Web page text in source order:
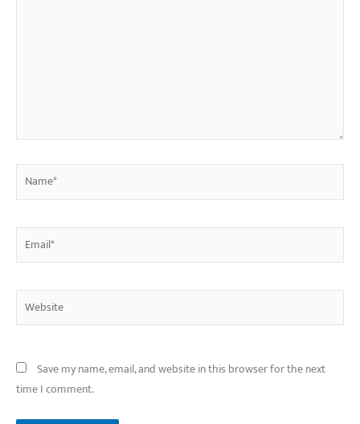
Website
Save my name, email, and website in this browser for the next
time I comment.